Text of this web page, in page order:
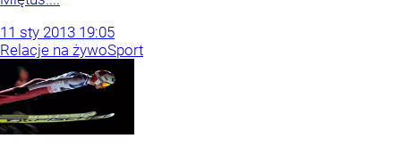
11 sty 2013 19:05
Relacje na żywoSport